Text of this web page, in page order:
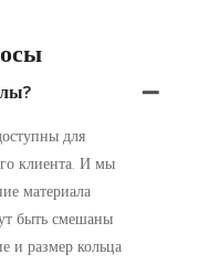
для
клиента. И мы
материала
быть смешаны
и размер кольца